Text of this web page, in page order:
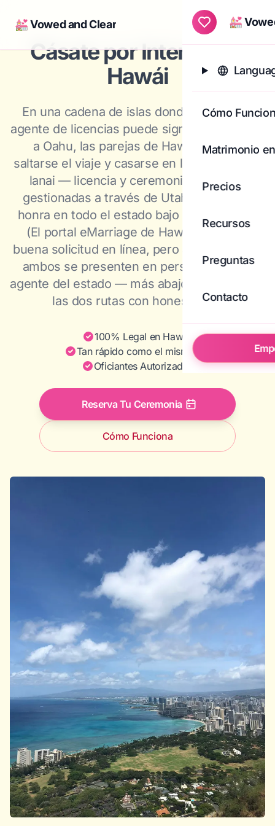
💒 Vowed and Clear 💒
Cómo
Matrimonio
Precios
Recursos
Preguntas
Contacto
Cásate por Internet en
Hawái
En una cadena de islas donde llegar a un
agente de licencias puede significar un vuelo
a Oahu, las parejas de Hawái pueden
saltarse el viaje y casarse en línea desde su
lanai — licencia y ceremonia por video
gestionadas a través de Utah, y Hawái lo
honra en todo el estado bajo la ley federal.
(El portal eMarriage de Hawái tiene una
buena solicitud en línea, pero aún exige que
ambos se presenten en persona ante un
agente del estado — más abajo comparamos
las dos rutas con honestidad.)
100% Legal en Hawaii
Tan rápido como el mismo día
Oficiantes Autorizados
Reserva Tu Ceremonia
Cómo Funciona